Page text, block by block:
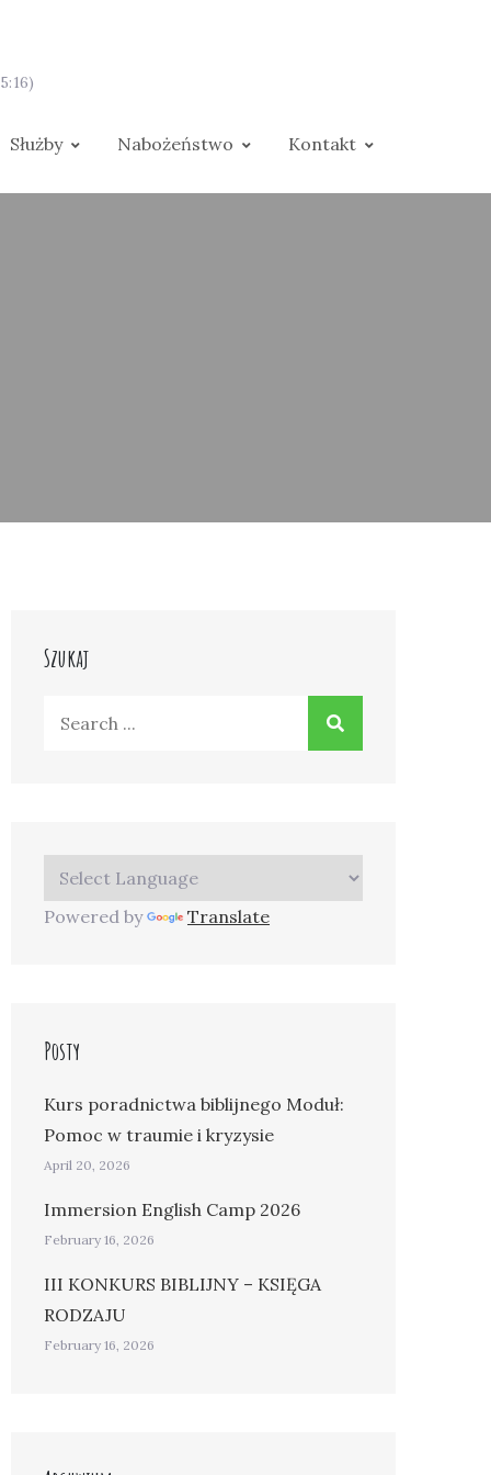
Służby Nabożeństwo Kontakt
Szukaj
Powered by Translate
Posty
Kurs poradnictwa biblijnego Moduł:
Pomoc w traumie i kryzysie
April 20, 2026
Immersion English Camp 2026
February 16, 2026
III KONKURS BIBLIJNY – KSIĘGA
RODZAJU
February 16, 2026